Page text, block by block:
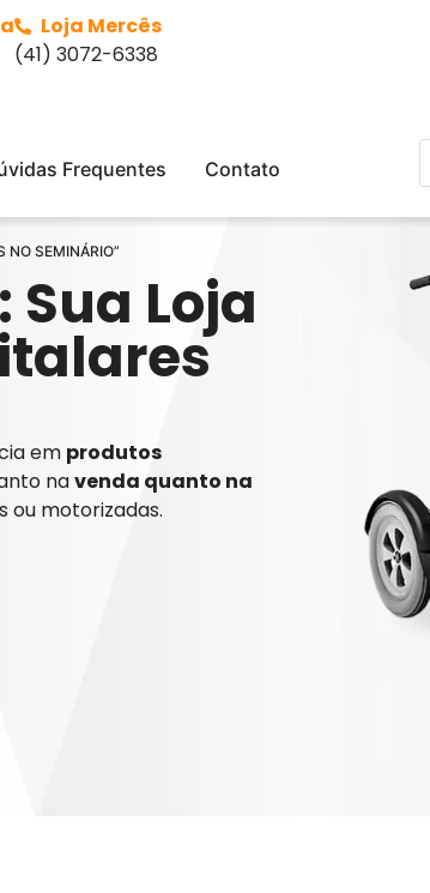
Loja Mercês
(41) 3072-6338
Frequentes Contato
SEMINÁRIO”
Loja
em produtos
navenda quanto na
ou motorizadas.